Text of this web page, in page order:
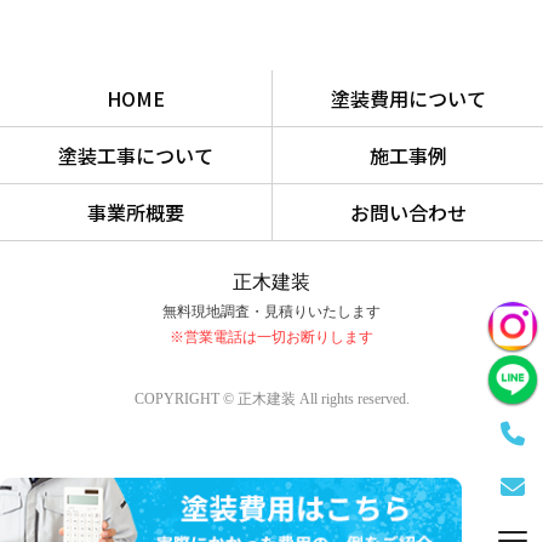
HOME
塗装費用について
塗装工事について
施工事例
事業所概要
お問い合わせ
正木建装
無料現地調査・見積りいたします
※営業電話は一切お断りします
COPYRIGHT © 正木建装 All rights reserved.